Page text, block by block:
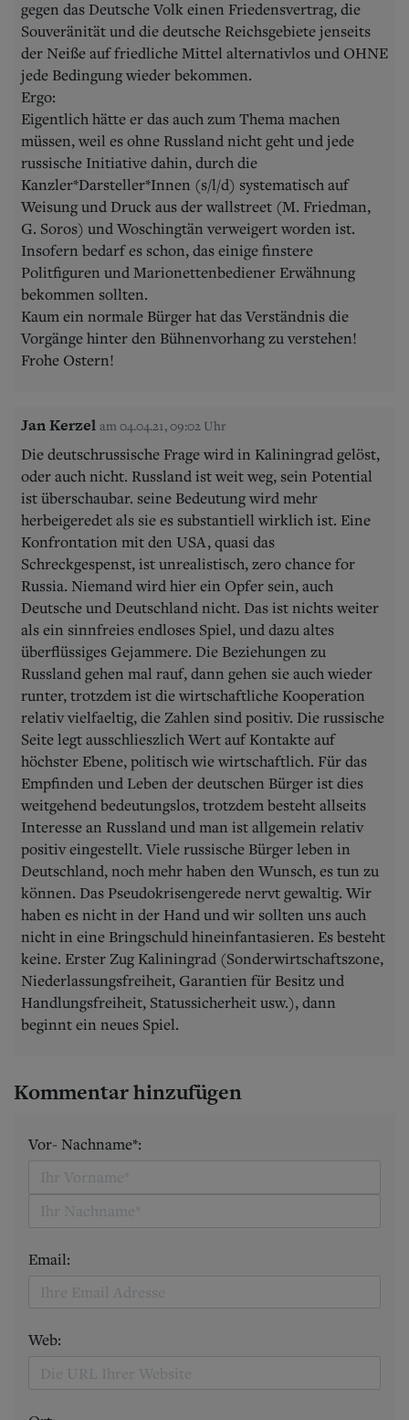
gegen das Deutsche Volk einen Friedensvertrag, die
Souveränität und die deutsche Reichsgebiete jenseits
der Neiße auf friedliche Mittel alternativlos und OHNE
jede Bedingung wieder bekommen.
Ergo:
Eigentlich hätte er das auch zum Thema machen
müssen, weil es ohne Russland nicht geht und jede
russische Initiative dahin, durch die
Kanzler*Darsteller*Innen (s/l/d) systematisch auf
Weisung und Druck aus der wallstreet (M. Friedman,
G. Soros) und Woschingtän verweigert worden ist.
Insofern bedarf es schon, das einige finstere
Politfiguren und Marionettenbediener Erwähnung
bekommen sollten.
Kaum ein normale Bürger hat das Verständnis die
Vorgänge hinter den Bühnenvorhang zu verstehen!
Frohe Ostern!
Jan Kerzel am 04.04.21, 09:02 Uhr
Die deutschrussische Frage wird in Kaliningrad gelöst,
oder auch nicht. Russland ist weit weg, sein Potential
ist überschaubar. seine Bedeutung wird mehr
herbeigeredet als sie es substantiell wirklich ist. Eine
Konfrontation mit den USA, quasi das
Schreckgespenst, ist unrealistisch, zero chance for
Russia. Niemand wird hier ein Opfer sein, auch
Deutsche und Deutschland nicht. Das ist nichts weiter
als ein sinnfreies endloses Spiel, und dazu altes
überflüssiges Gejammere. Die Beziehungen zu
Russland gehen mal rauf, dann gehen sie auch wieder
runter, trotzdem ist die wirtschaftliche Kooperation
relativ vielfaeltig, die Zahlen sind positiv. Die russische
Seite legt ausschlieszlich Wert auf Kontakte auf
höchster Ebene, politisch wie wirtschaftlich. Für das
Empfinden und Leben der deutschen Bürger ist dies
weitgehend bedeutungslos, trotzdem besteht allseits
Interesse an Russland und man ist allgemein relativ
positiv eingestellt. Viele russische Bürger leben in
Deutschland, noch mehr haben den Wunsch, es tun zu
können. Das Pseudokrisengerede nervt gewaltig. Wir
haben es nicht in der Hand und wir sollten uns auch
nicht in eine Bringschuld hineinfantasieren. Es besteht
keine. Erster Zug Kaliningrad (Sonderwirtschaftszone,
Niederlassungsfreiheit, Garantien für Besitz und
Handlungsfreiheit, Statussicherheit usw.), dann
beginnt ein neues Spiel.
Kommentar hinzufügen
Vor- Nachname*:
Email:
Web: